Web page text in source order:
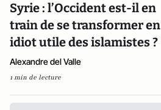
Syrie : l’Occident est-il en
train de se transformer en
idiot utile des islamistes ?
Alexandre del Valle
1 min de lecture